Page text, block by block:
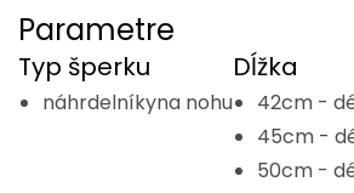
Parametre
Typ šperku
náhrdelníkyna nohu
Dĺžka
42cm -
45cm -
50cm -